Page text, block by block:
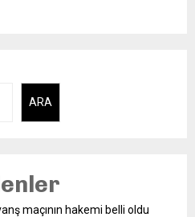
ARA
maçının hakemi belli oldu